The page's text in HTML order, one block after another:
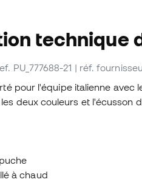
technique
PU_777688-21 | réf.
pour l'équipe italienne avec
deux couleurs et l'écusson
à chaud